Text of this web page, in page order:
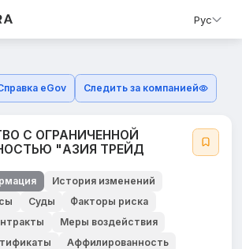
Рус
eGov Следить за компанией
С ОГРАНИЧЕННОЙ
"АЗИЯ ТРЕЙД
История изменений
Суды
Факторы риска
Меры воздействия
Аффилированность